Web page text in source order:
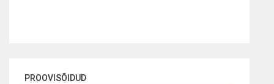
PROOVISÕIDUD